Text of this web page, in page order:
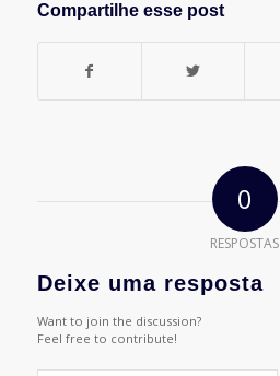
Compartilhe esse post
0
RESPOSTAS
Deixe uma resposta
Want to join the discussion?
Feel free to contribute!